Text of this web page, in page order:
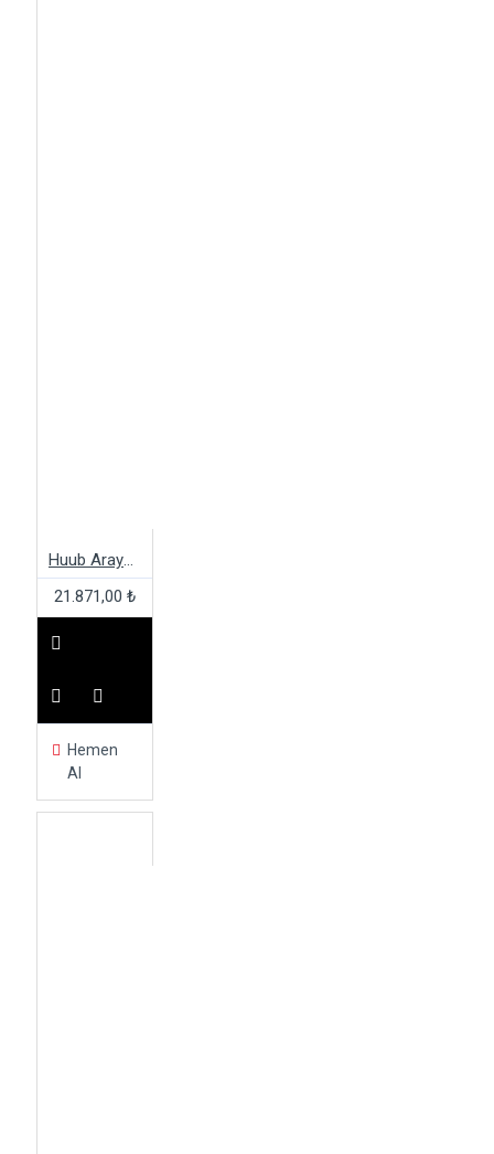
Huub Araya 2:4 Kadın Wetsuit
21.871,00 ₺
Hemen
Al